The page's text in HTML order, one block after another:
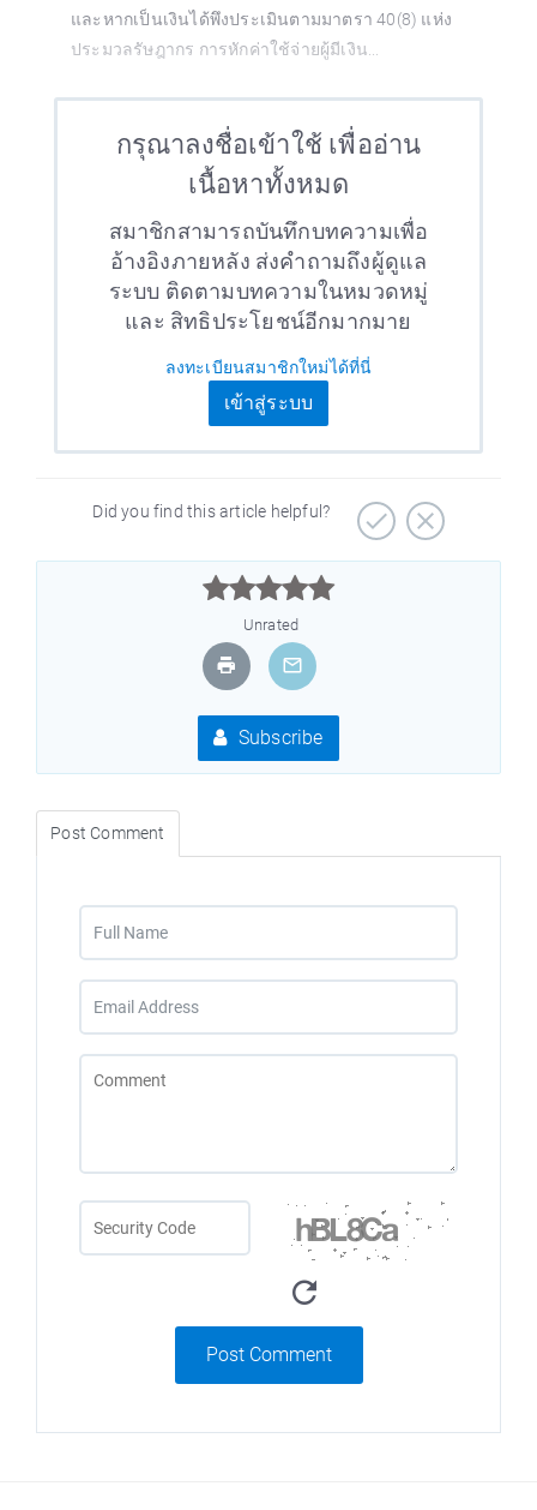
และหากเป็นเงินได้พึงประเมินตามมาตรา 40(8) แห่ง
ประมวลรัษฎากร การหักค่าใช้จ่ายผู้มีเงิน...
กรุณาลงชื่อเข้าใช้ เพื่ออ่าน
เนื้อหาทั้งหมด
สมาชิกสามารถบันทึกบทความเพื่อ
อ้างอิงภายหลัง ส่งคำถามถึงผู้ดูแล
ระบบ ติดตามบทความในหมวดหมู่
และ สิทธิประโยชน์อีกมากมาย
ลงทะเบียนสมาชิกใหม่ได้ที่นี่
เข้าสู่ระบบ
Did you find this article helpful?



Unrated
Subscribe
Post Comment
Post Comment